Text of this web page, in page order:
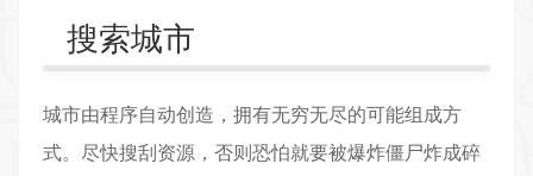
搜索城市
城市由程序自动创造，拥有无穷无尽的可能组成方
式。尽快搜刮资源，否则恐怕就要被爆炸僵尸炸成碎